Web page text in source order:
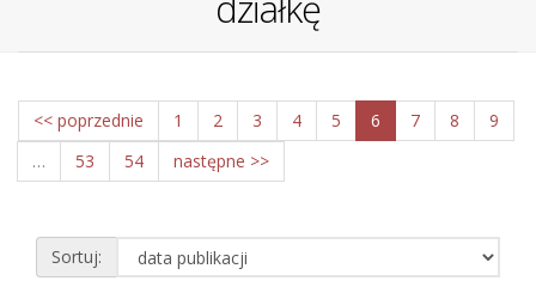
<< poprzednie 1 2 3 4 5 6 7 8
9
…
53 54 następne >>
Sortuj: